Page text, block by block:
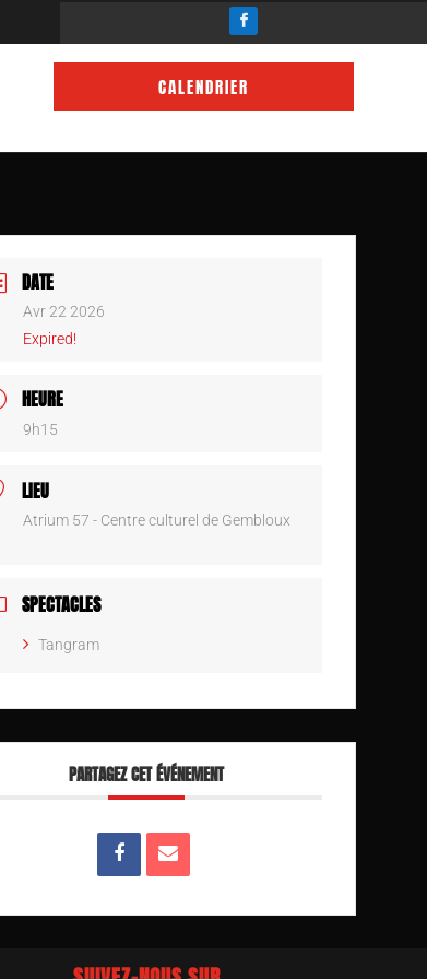
CALENDRIER
DATE
Avr 22 2026
Expired!
HEURE
9h15
LIEU
Atrium 57 - Centre culturel de Gembloux
SPECTACLES
Tangram
PARTAGEZ CET ÉVÉNEMENT